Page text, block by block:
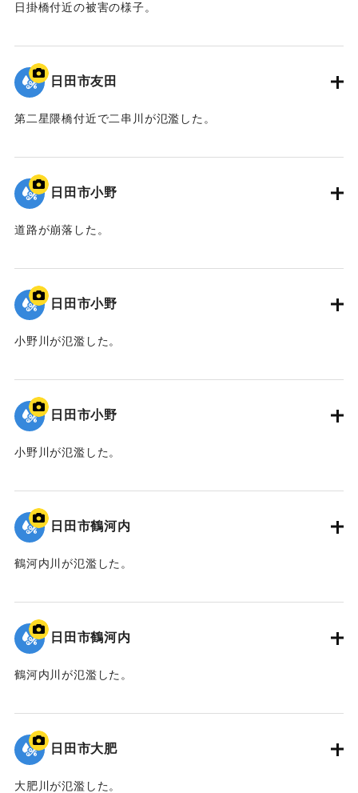
日掛橋付近の被害の様子。
｜固有コード:01203033
日田市友田
第二星隈橋付近で二串川が氾濫した。
｜固有コード:01203032
日田市小野
道路が崩落した。
｜固有コード:01203031
日田市小野
小野川が氾濫した。
｜固有コード:01203030
日田市小野
小野川が氾濫した。
｜固有コード:01203029
日田市鶴河内
鶴河内川が氾濫した。
｜固有コード:01203028
日田市鶴河内
鶴河内川が氾濫した。
｜固有コード:01203027
日田市大肥
大肥川が氾濫した。